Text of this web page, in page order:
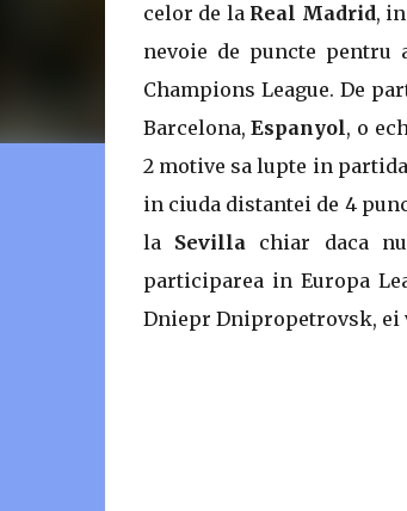
celor de la Real Madrid,
nevoie de puncte pentru
Champions League. De
Barcelona,Espanyol, o
2 motive sa lupte in
in ciuda distantei de 4
la Sevillachiar daca
participarea in Europa
Dniepr Dnipropetrovsk, ei